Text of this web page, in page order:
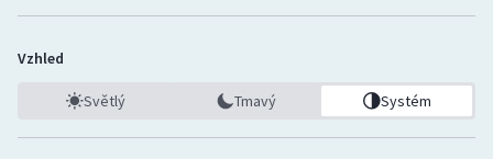
Vzhled
Světlý Tmavý Systém